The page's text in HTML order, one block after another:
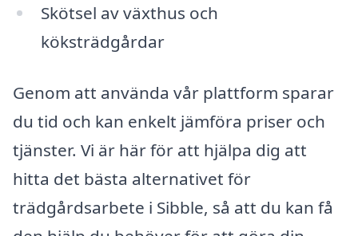
Skötsel av växthus och
köksträdgårdar
Genom att använda vår plattform sparar
du tid och kan enkelt jämföra priser och
tjänster. Vi är här för att hjälpa dig att
hitta det bästa alternativet för
trädgårdsarbete i Sibble, så att du kan få